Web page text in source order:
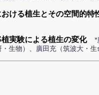
ける植生とその空間的特
実験による植生の変化
*
生物）、廣田充（筑波大・生